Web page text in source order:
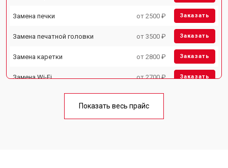
Замена печки от 2500 ₽ Заказать
Замена печатной головки от 3500 ₽ Заказать
Замена каретки от 2800 ₽ Заказать
Замена Wi-Fi от 2700 ₽ Заказать
от 3500 ₽
Показать весь прайс